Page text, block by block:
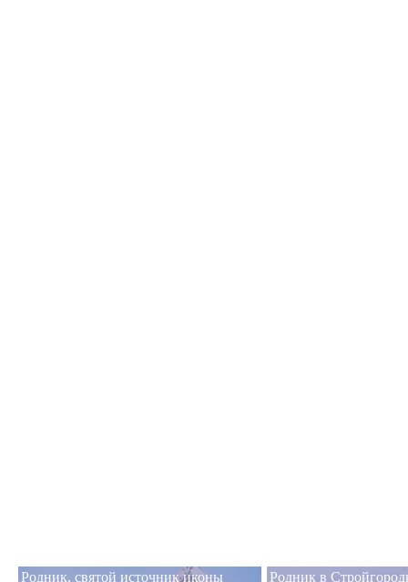
Родник, святой источник иконы Родник в